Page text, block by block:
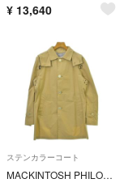
¥ 13,640
ステンカラーコート
MACKINTOSH PHILOSOPHY ステンカラーコート M ベージュ 【古着】【中古】【送料無料】